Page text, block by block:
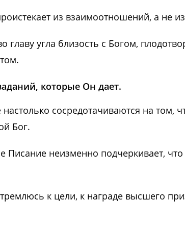
из взаимоотношений, а не
главу угла близость с Богом,
которые Он дает.
сосредотачиваются на том,
Бог.
Писание неизменно подчеркивает,
к цели, к награде высшего